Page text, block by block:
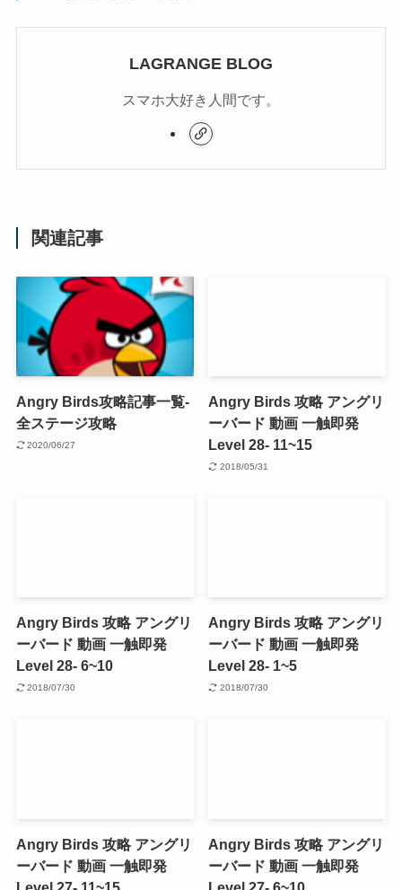
LAGRANGE BLOG
スマホ大好き人間です。
関連記事
Angry Birds攻略記事一覧-
全ステージ攻略
2020/06/27
Angry Birds 攻略 アングリ
ーバード 動画 一触即発
Level 28- 11~15
2018/05/31
Angry Birds 攻略 アングリ
ーバード 動画 一触即発
Level 28- 6~10
2018/07/30
Angry Birds 攻略 アングリ
ーバード 動画 一触即発
Level 28- 1~5
2018/07/30
Angry Birds 攻略 アングリ
ーバード 動画 一触即発
Angry Birds 攻略 アングリ
ーバード 動画 一触即発